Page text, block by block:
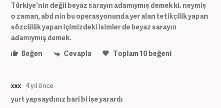
Türkiye'nin değil beyaz sarayın adamıymış demek ki. neymiş
o zaman, abd nin bu operasyonunda yer alan tetikçilik yapan
sözcülük yapan içimizdeki isimler de beyaz sarayın
adamıymış demek.
Beğen
Cevapla Toplam10beğeni
xxx 4 yıl önce
yurt yapsaydınız bari bi işe yarardı